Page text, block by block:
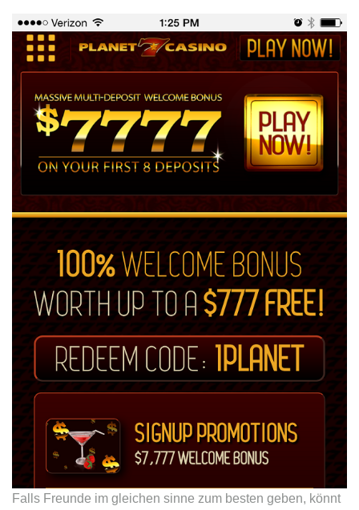
Falls Freunde im gleichen sinne zum besten geben, könnt